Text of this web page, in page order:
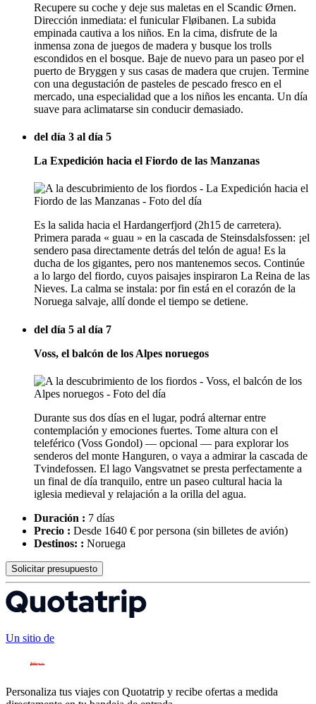
Recupere su coche y deje sus maletas en el Scandic Ørnen.
Dirección inmediata: el funicular Fløibanen. La subida
empinada cautiva a los niños. En la cima, disfrute de la
inmensa zona de juegos de madera y busque los trolls
escondidos en el bosque. Baje de nuevo para un paseo por el
puerto de Bryggen y sus casas de madera que crujen. Termine
con una degustación de pasteles de pescado fresco en el
mercado, una especialidad que a los niños les encanta. Un día
suave para aclimatarse sin conducir demasiado.
del día 3 al día 5
La Expedición hacia el Fiordo de las Manzanas
Es la salida hacia el Hardangerfjord (2h15 de carretera).
Primera parada « guau » en la cascada de Steinsdalsfossen: ¡el
sendero pasa directamente detrás del telón de agua! Es la
ducha de los gigantes, pero nos mantenemos secos. Continúe
a lo largo del fiordo, cuyos paisajes inspiraron La Reina de las
Nieves. La calma se instala: por fin está en el corazón de la
Noruega salvaje, allí donde el tiempo se detiene.
del día 5 al día 7
Voss, el balcón de los Alpes noruegos
Durante sus dos días en el lugar, podrá alternar entre
contemplación y emociones fuertes. Tome altura con el
teleférico (Voss Gondol) — opcional — para explorar los
senderos del monte Hanguren, o vaya a admirar la cascada de
Tvindefossen. El lago Vangsvatnet se presta perfectamente a
un final de día tranquilo, entre un paseo cultural hacia la
iglesia medieval y relajación a la orilla del agua.
Duración : 7 días
Precio : Desde 1640 € por persona (sin billetes de avión)
Destinos: : Noruega
Solicitar presupuesto
Un sitio de
Personaliza tus viajes con Quotatrip y recibe ofertas a medida